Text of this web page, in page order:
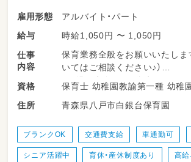
雇用形態
アルバイト・パート
給与
時給1,050円 〜 1,050円
仕事
内容
保育業務全般をお願いいたしま
いてはご相談ください♪）
・園児の安全、保健衛生に関する
・園内の清掃など
資格
保育士 幼稚
住所
青森県八戸市白銀台保育園
ブランクOK 交通費支給 車通勤可
シニア活躍中 育休・産休制度あり 高給